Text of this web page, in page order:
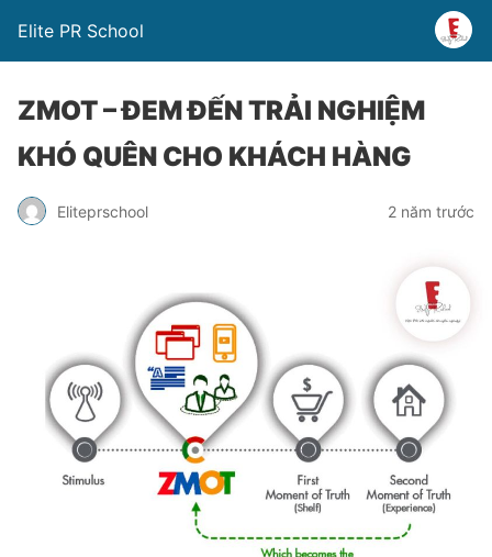
Elite PR School
ZMOT – ĐEM ĐẾN TRẢI NGHIỆM
KHÓ QUÊN CHO KHÁCH HÀNG
Eliteprschool 2 năm trước